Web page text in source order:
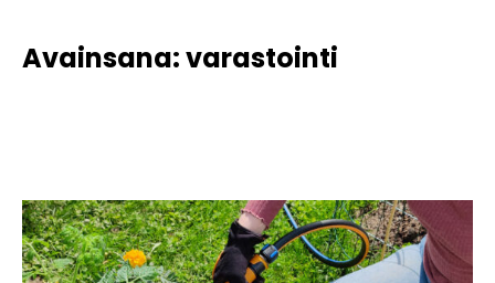
Avainsana:varastointi